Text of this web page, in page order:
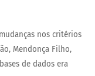
nos critérios
Mendonça Filho,
de dados era